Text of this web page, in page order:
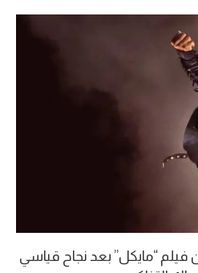
فيلم “مايكل” بعد نجاح قياسي